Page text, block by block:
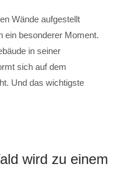
Wände aufgestellt
ein besonderer Moment.
in seiner
sich auf dem
Und das wichtigste
wird zu einem